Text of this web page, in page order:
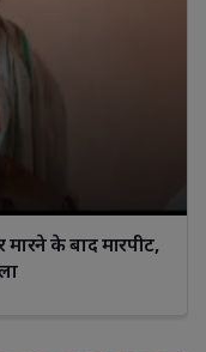
के बाद मारपीट,